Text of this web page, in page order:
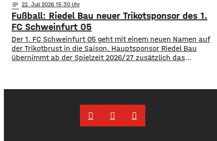
empfängt um 19 Uhr den 1. FC Schweinfurt 05. Der Verein
rechnet nach eigenen Angaben mit rund 2.500 Besuchern
für das Eröffnungsspiel. Maximal könnten sogar bis zu
3.000 Fans in die NGN-Arena kommen. Das
notes 22. Juli 2026 15:30
Fußball: Riedel Bau neuer Trikotsponsor des 1.
FC Schweinfurt 05
Der 1. FC Schweinfurt 05 geht mit einem neuen Namen auf
der Trikotbrust in die Saison. Hauptsponsor Riedel Bau
übernimmt ab der Spielzeit 2026/27 zusätzlich das